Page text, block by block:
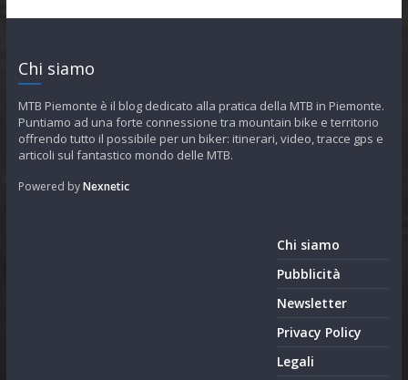
Chi siamo
MTB Piemonte è il blog dedicato alla pratica della MTB in Piemonte.
Puntiamo ad una forte connessione tra mountain bike e territorio
offrendo tutto il possibile per un biker: itinerari, video, tracce gps e
articoli sul fantastico mondo delle MTB.
Powered byNexnetic
Chi siamo
Pubblicità
Newsletter
Privacy Policy
Legali